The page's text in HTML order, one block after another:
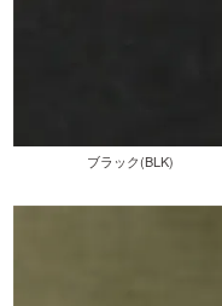
ブラック(BLK)